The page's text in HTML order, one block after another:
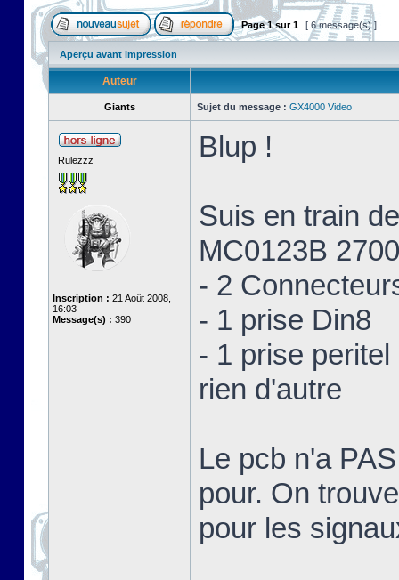
Page1sur1 [ 6 message(s) ]
Aperçu avant impression
Auteur
Giants Sujet du message : GX4000 Video
Rulezzz
Inscription : 21 Août 2008,
16:03
Message(s) : 390
Blup !
Suis en train
MC0123B
- 2
- 1 prise Din8
- 1 prise peritel
rien d'autre
Le pcb n'a
pour. On
pour les